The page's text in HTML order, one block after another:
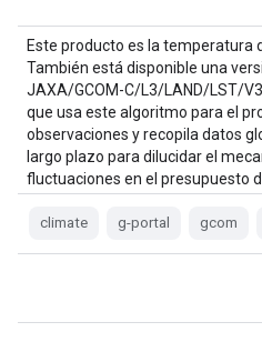
Este producto es la temperatura
También está disponible una
JAXA/GCOM-C/L3/LAND/LST/
que usa este algoritmo para el
observaciones y recopila datos
largo plazo para dilucidar el
fluctuaciones en el presupuesto
climate g-portal gcom